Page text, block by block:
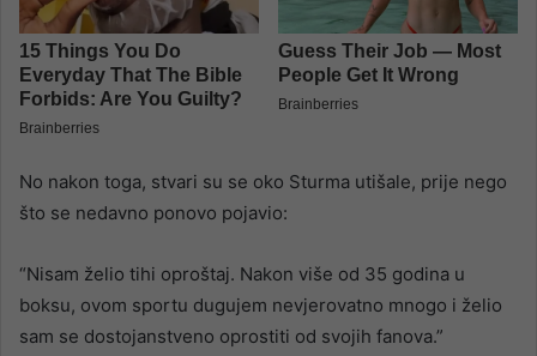
No nakon toga, stvari su se oko Sturma utišale, prije nego
što se nedavno ponovo pojavio:
“Nisam želio tihi oproštaj. Nakon više od 35 godina u
boksu, ovom sportu dugujem nevjerovatno mnogo i želio
sam se dostojanstveno oprostiti od svojih fanova.”